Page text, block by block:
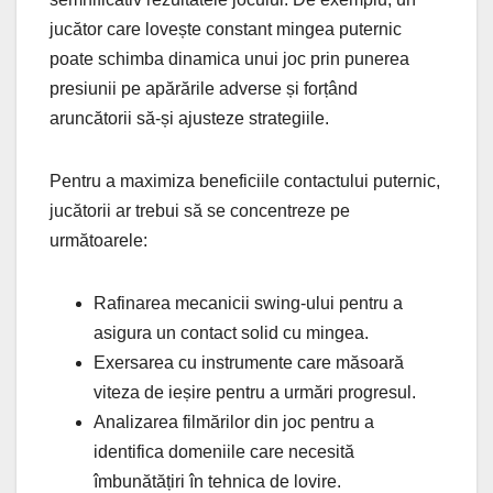
jucător care lovește constant mingea puternic
poate schimba dinamica unui joc prin punerea
presiunii pe apărările adverse și forțând
aruncătorii să-și ajusteze strategiile.
Pentru a maximiza beneficiile contactului puternic,
jucătorii ar trebui să se concentreze pe
următoarele:
Rafinarea mecanicii swing-ului pentru a
asigura un contact solid cu mingea.
Exersarea cu instrumente care măsoară
viteza de ieșire pentru a urmări progresul.
Analizarea filmărilor din joc pentru a
identifica domeniile care necesită
îmbunătățiri în tehnica de lovire.